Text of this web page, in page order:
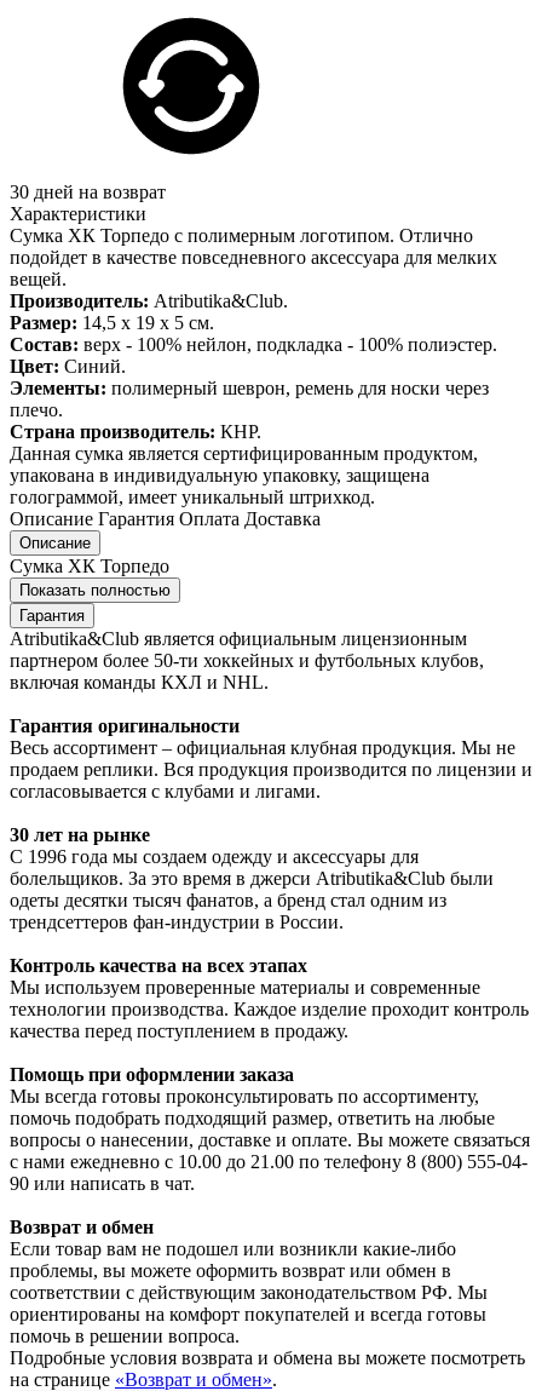
30 дней на возврат
Характеристики
Сумка ХК Торпедо с полимерным логотипом. Отлично
подойдет в качестве повседневного аксессуара для мелких
вещей.
Производитель: Atributika&Club.
Размер: 14,5 x 19 x 5 см.
Состав: верх - 100% нейлон, подкладка - 100% полиэстер.
Цвет: Синий.
Элементы: полимерный шеврон, ремень для носки через
плечо.
Страна производитель: КНР.
Данная сумка является сертифицированным продуктом,
упакована в индивидуальную упаковку, защищена
голограммой, имеет уникальный штрихкод.
Описание Гарантия Оплата Доставка
Описание
Сумка ХК Торпедо
Показать полностью
Гарантия
Atributika&Club является официальным лицензионным
партнером более 50-ти хоккейных и футбольных клубов,
включая команды КХЛ и NHL.
Гарантия оригинальности
Весь ассортимент – официальная клубная продукция. Мы не
продаем реплики. Вся продукция производится по лицензии и
согласовывается с клубами и лигами.
30 лет на рынке
С 1996 года мы создаем одежду и аксессуары для
болельщиков. За это время в джерси Atributika&Club были
одеты десятки тысяч фанатов, а бренд стал одним из
трендсеттеров фан-индустрии в России.
Контроль качества на всех этапах
Мы используем проверенные материалы и современные
технологии производства. Каждое изделие проходит контроль
качества перед поступлением в продажу.
Помощь при оформлении заказа
Мы всегда готовы проконсультировать по ассортименту,
помочь подобрать подходящий размер, ответить на любые
вопросы о нанесении, доставке и оплате. Вы можете связаться
с нами ежедневно с 10.00 до 21.00 по телефону 8 (800) 555-04-
90 или написать в чат.
Возврат и обмен
Если товар вам не подошел или возникли какие-либо
проблемы, вы можете оформить возврат или обмен в
соответствии с действующим законодательством РФ. Мы
ориентированы на комфорт покупателей и всегда готовы
помочь в решении вопроса.
Подробные условия возврата и обмена вы можете посмотреть
на странице «Возврат и обмен».